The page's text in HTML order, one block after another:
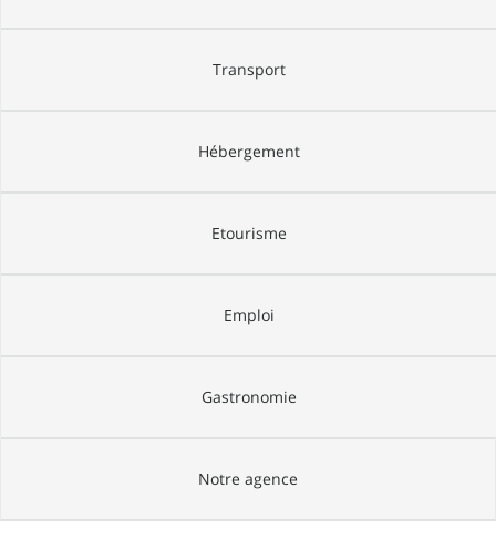
Transport
Hébergement
Etourisme
Emploi
Gastronomie
Notre agence